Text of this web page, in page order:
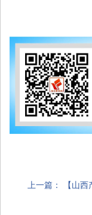
上一篇： 【山